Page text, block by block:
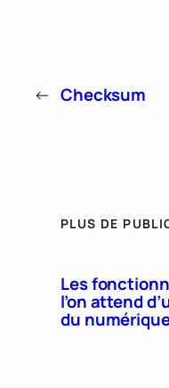
← Checksum
PLUS DE
Les
l’on attend
du